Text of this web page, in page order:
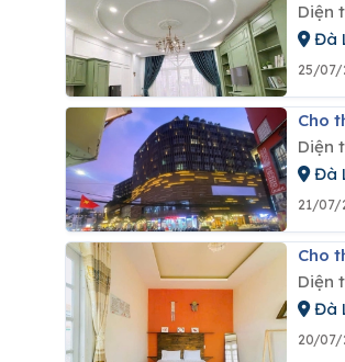
Diện
Đà
25/07/
Diện
Đà
21/07/
Diện
Đà
20/07/